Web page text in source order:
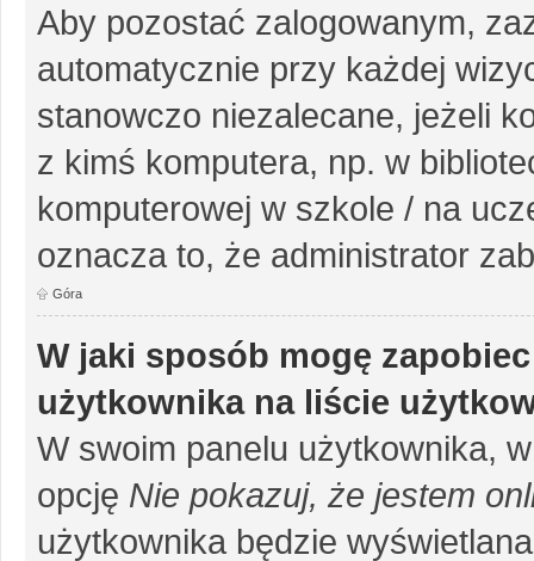
Aby pozostać zalogowanym,
automatycznie przy każdej
stanowczo niezalecane, jeżeli
z kimś komputera, np. w
komputerowej w szkole / na
oznacza to, że administrator
Góra
W jaki sposób mogę
użytkownika na liście
W swoim panelu użytkownika,
opcję Nie pokazuj, że jestem
użytkownika będzie